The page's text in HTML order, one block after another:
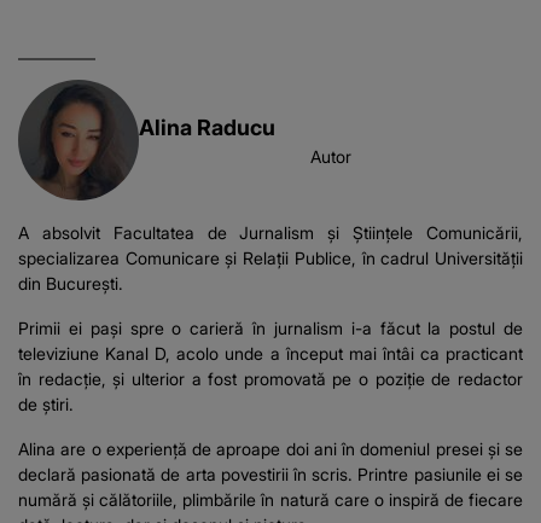
Alina Raducu
Autor
A absolvit Facultatea de Jurnalism și Științele Comunicării,
specializarea Comunicare și Relații Publice, în cadrul Universității
din București.
Primii ei pași spre o carieră în jurnalism i-a făcut la postul de
televiziune Kanal D, acolo unde a început mai întâi ca practicant
în redacție, și ulterior a fost promovată pe o poziție de redactor
de știri.
Alina are o experiență de aproape doi ani în domeniul presei și se
declară pasionată de arta povestirii în scris. Printre pasiunile ei se
numără și călătoriile, plimbările în natură care o inspiră de fiecare